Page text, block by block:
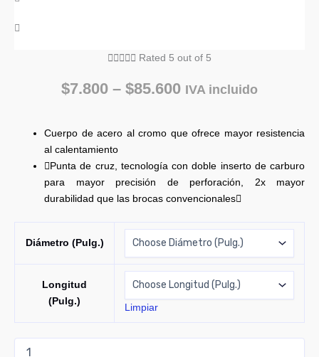
 Rated 5 out of 5
$7.800 – $85.600 IVA incluido
Cuerpo de acero al cromo que ofrece mayor resistencia
al calentamiento
Punta de cruz, tecnología con doble inserto de carburo
para mayor precisión de perforación, 2x mayor
durabilidad que las brocas convencionales
Diámetro (Pulg.)
Longitud
(Pulg.)
Limpiar